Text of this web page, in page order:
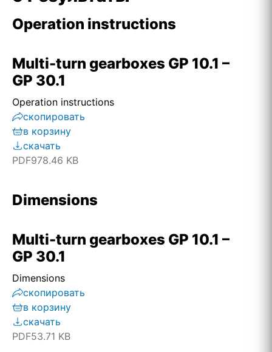
Operation instructions
Multi-turn gearboxes GP 10.1 –
GP 30.1
Operation instructions
скопировать
в корзину
скачать
PDF978.46 KB
Dimensions
Multi-turn gearboxes GP 10.1 –
GP 30.1
Dimensions
скопировать
в корзину
скачать
PDF53.71 KB